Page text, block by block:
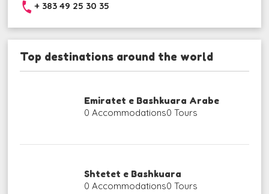
+ 383 49 25 30 35
Top destinations around the world
Emiratet e Bashkuara Arabe
0 Accommodations0 Tours
Shtetet e Bashkuara
0 Accommodations0 Tours